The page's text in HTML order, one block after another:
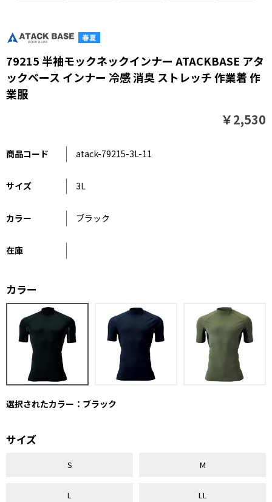
79215 半袖モックネックインナー ATACKBASE アタ
ックベース インナー 冷感 消臭 ストレッチ 作業着 作
業服
￥2,530
商品コード atack-79215-3L-11
サイズ 3L
カラー ブラック
在庫
カラー
選択されたカラー：ブラック
サイズ
S M
L LL